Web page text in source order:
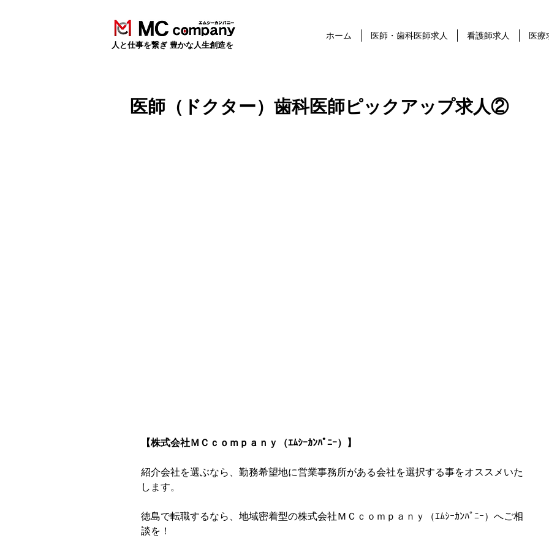
​人と仕事を繋ぎ 豊かな人生創造を
ホーム 医師・歯科医師求人 看護師求人 医療
医師（ドクター）歯科医師ピックアップ求人②
【株式会社ＭＣｃｏｍｐａｎｙ（ｴﾑｼｰｶﾝﾊﾟﾆｰ）】
紹介会社を選ぶなら、勤務希望地に営業事務所がある会社を選択する事をオススメいた
します。
徳島で転職するなら、地域密着型の株式会社ＭＣｃｏｍｐａｎｙ（ｴﾑｼｰｶﾝﾊﾟﾆｰ）へご相
談を！